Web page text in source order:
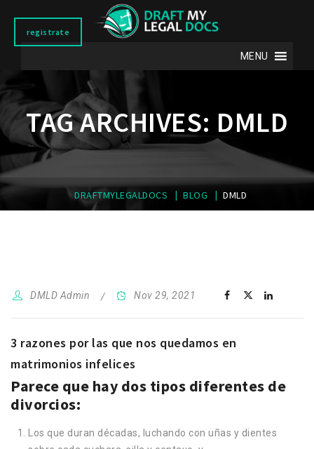
registrate
MENU
TAG ARCHIVES: DMLD
DRAFTMYLEGALDOCS | BLOG | DMLD
DMLD Admin Nov 29, 2021
3 razones por las que nos quedamos en
matrimonios infelices
Parece que hay dos tipos diferentes de
divorcios:
Los que duran décadas, luchando con uñas y dientes